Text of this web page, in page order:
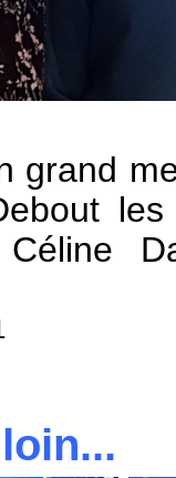
grand